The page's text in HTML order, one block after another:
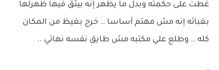
غطت على حكمته وبدل ما يظهر إنه بيثق فيها ظهرلها
بغبائه إنه مش مهتم أساسا .. خرج بغيظ من المكان
كله .. وطلع علي مكتبه مش طايق نفسه نهائي ..